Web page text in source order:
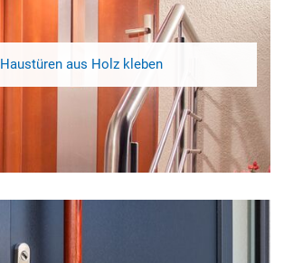
Haustüren aus Holz kleben